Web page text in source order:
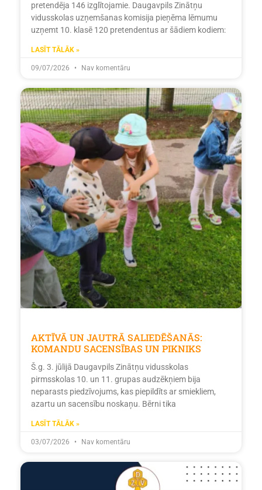
pretendēja 146 izglītojamie. Daugavpils Zinātņu
vidusskolas uzņemšanas komisija pieņēma lēmumu
uzņemt 10. klasē 120 pretendentus ar šādiem kodiem:
LASĪT TĀLĀK »
09/07/2026 Nav komentāru
AKTĪVĀ UN JAUTRĀ SALIEDĒŠANĀS:
KOMANDU SACENSĪBAS UN PIKNIKS
Š.g. 3. jūlijā Daugavpils Zinātņu vidusskolas
pirmsskolas 10. un 11. grupas audzēkņiem bija
neparasts piedzīvojums, kas piepildīts ar smiekliem,
azartu un sacensību noskaņu. Bērni tika
LASĪT TĀLĀK »
03/07/2026 Nav komentāru